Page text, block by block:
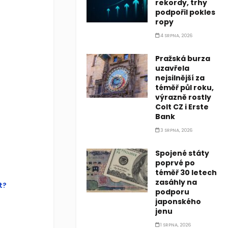
page
of this
rekordy, trhy
podpořil pokles
ropy
4 SRPNA, 2026
Pražská burza
uzavřela
nejsilnější za
téměř půl roku,
výrazně rostly
Colt CZ i Erste
Bank
3 SRPNA, 2026
Spojené státy
poprvé po
téměř 30 letech
zasáhly na
podporu
japonského
jenu
1 SRPNA, 2026